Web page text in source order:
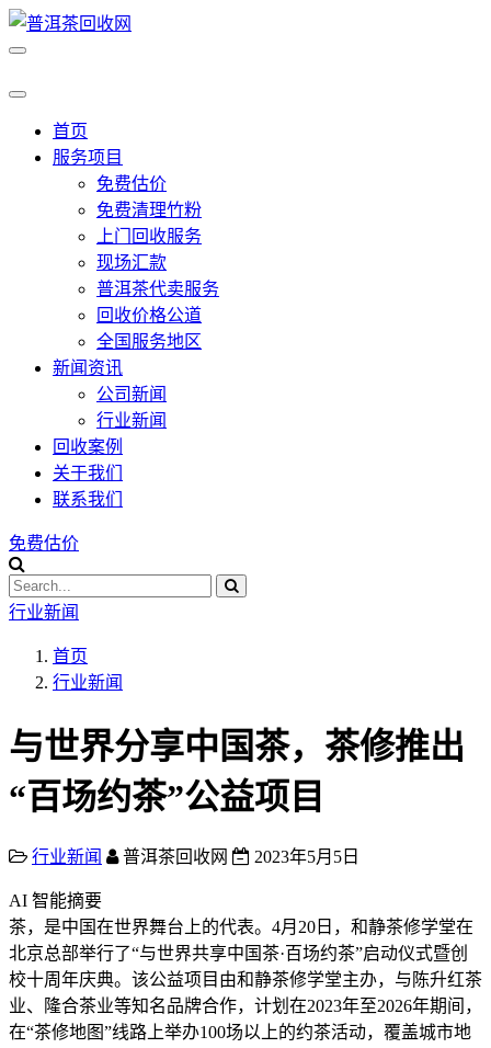
首页
服务项目
免费估价
免费清理竹粉
上门回收服务
现场汇款
普洱茶代卖服务
回收价格公道
全国服务地区
新闻资讯
公司新闻
行业新闻
回收案例
关于我们
联系我们
免费估价
行业新闻
首页
行业新闻
与世界分享中国茶，茶修推出
“百场约茶”公益项目
行业新闻 普洱茶回收网 2023年5月5日
AI 智能摘要
茶，是中国在世界舞台上的代表。4月20日，和静茶修学堂在
北京总部举行了“与世界共享中国茶·百场约茶”启动仪式暨创
校十周年庆典。该公益项目由和静茶修学堂主办，与陈升红茶
业、隆合茶业等知名品牌合作，计划在2023年至2026年期间，
在“茶修地图”线路上举办100场以上的约茶活动，覆盖城市地